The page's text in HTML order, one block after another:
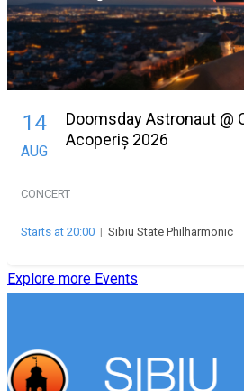
14
AUG
Doomsday Astronaut @
Acoperiș 2026
CONCERT
Starts at 20:00 | Sibiu State Philharmonic
Explore more Events